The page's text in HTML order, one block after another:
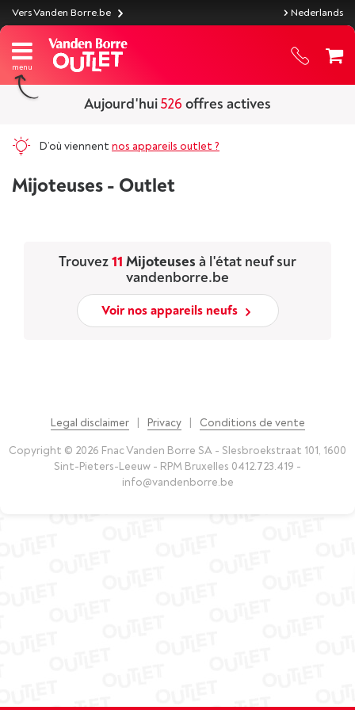
Vers Vanden Borre.be Nederlands
Aujourd'hui526 offres actives
D’où viennent nos appareils outlet ?
Mijoteuses - Outlet
Trouvez11 Mijoteuses à l'état neuf sur
vandenborre.be
Voir nos appareils neufs
Legal disclaimer Privacy Conditions de vente
Copyright © 2026 Fnac Vanden Borre SA - Slesbroekstraat 101, 1600
Sint-Pieters-Leeuw - RPM Bruxelles 0412.723.419 -
info@vandenborre.be